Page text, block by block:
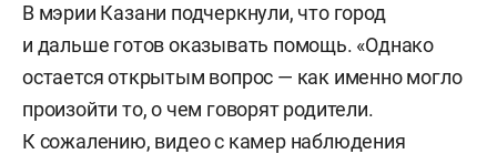
В мэрии Казани подчеркнули, что город
и дальше готов оказывать помощь. «Однако
остается открытым вопрос — как именно могло
произойти то, о чем говорят родители.
К сожалению, видео с камер наблюдения